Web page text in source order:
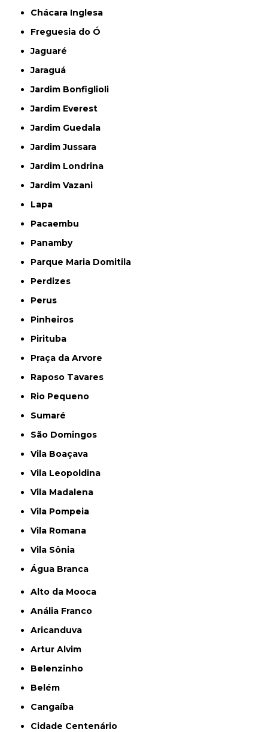
Chácara Inglesa
Freguesia do Ó
Jaguaré
Jaraguá
Jardim Bonfiglioli
Jardim Everest
Jardim Guedala
Jardim Jussara
Jardim Londrina
Jardim Vazani
Lapa
Pacaembu
Panamby
Parque Maria Domitila
Perdizes
Perus
Pinheiros
Pirituba
Praça da Arvore
Raposo Tavares
Rio Pequeno
Sumaré
São Domingos
Vila Boaçava
Vila Leopoldina
Vila Madalena
Vila Pompeia
Vila Romana
Vila Sônia
Água Branca
Alto da Mooca
Anália Franco
Aricanduva
Artur Alvim
Belenzinho
Belém
Cangaíba
Cidade Centenário